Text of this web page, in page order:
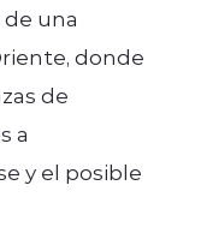
una
donde
de
a
y el posible